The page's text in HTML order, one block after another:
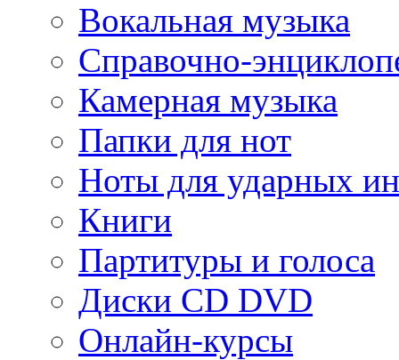
Вокальная музыка
Справочно-
Камерная музыка
Папки для нот
Ноты для ударных
Книги
Партитуры и голоса
Диски CD DVD
Онлайн-курсы